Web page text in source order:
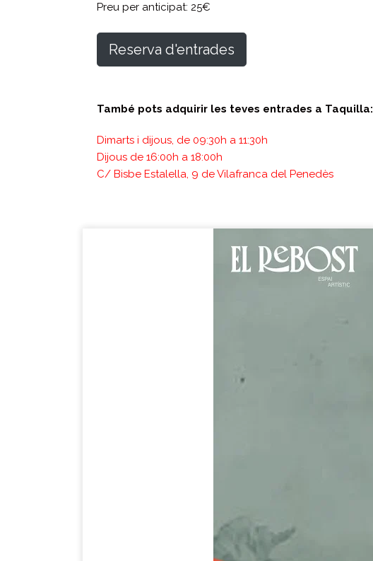
Preu per anticipat: 25€
Reserva d'entrades
També pots adquirir les teves entrades a Taquilla:
Dimarts i dijous, de 09:30h a 11:30h
Dijous de 16:00h a 18:00h
C/ Bisbe Estalella, 9 de Vilafranca del Penedès